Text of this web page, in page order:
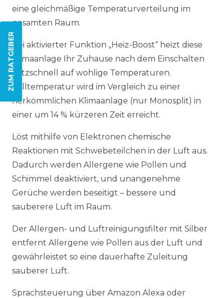
ZUM RATGEBER
eine gleichmäßige Temperaturverteilung im
gesamten Raum.
Bei aktivierter Funktion „Heiz-Boost“ heizt diese
Klimaanlage Ihr Zuhause nach dem Einschalten
blitzschnell auf wohlige Temperaturen.
Solltemperatur wird im Vergleich zu einer
herkömmlichen Klimaanlage (nur Monosplit) in
einer um 14 % kürzeren Zeit erreicht.
Löst mithilfe von Elektronen chemische
Reaktionen mit Schwebeteilchen in der Luft aus.
Dadurch werden Allergene wie Pollen und
Schimmel deaktiviert, und unangenehme
Gerüche werden beseitigt – bessere und
sauberere Luft im Raum.
Der Allergen- und Luftreinigungsfilter mit Silber
entfernt Allergene wie Pollen aus der Luft und
gewährleistet so eine dauerhafte Zuleitung
sauberer Luft.
Sprachsteuerung über Amazon Alexa oder